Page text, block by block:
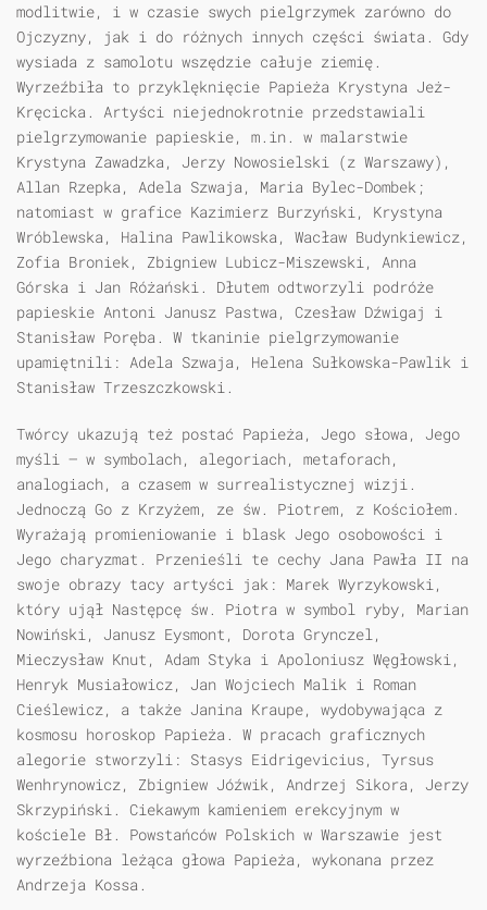
modlitwie, i w czasie swych pielgrzymek zarówno do
Ojczyzny, jak i do różnych innych części świata. Gdy
wysiada z samolotu wszędzie całuje ziemię.
Wyrzeźbiła to przyklęknięcie Papieża Krystyna Jeż-
Kręcicka. Artyści niejednokrotnie przedstawiali
pielgrzymowanie papieskie, m.in. w malarstwie
Krystyna Zawadzka, Jerzy Nowosielski (z Warszawy),
Allan Rzepka, Adela Szwaja, Maria Bylec-Dombek;
natomiast w grafice Kazimierz Burzyński, Krystyna
Wróblewska, Halina Pawlikowska, Wacław Budynkiewicz,
Zofia Broniek, Zbigniew Lubicz-Miszewski, Anna
Górska i Jan Różański. Dłutem odtworzyli podróże
papieskie Antoni Janusz Pastwa, Czesław Dźwigaj i
Stanisław Poręba. W tkaninie pielgrzymowanie
upamiętnili: Adela Szwaja, Helena Sułkowska-Pawlik i
Stanisław Trzeszczkowski.
Twórcy ukazują też postać Papieża, Jego słowa, Jego
myśli — w symbolach, alegoriach, metaforach,
analogiach, a czasem w surrealistycznej wizji.
Jednoczą Go z Krzyżem, ze św. Piotrem, z Kościołem.
Wyrażają promieniowanie i blask Jego osobowości i
Jego charyzmat. Przenieśli te cechy Jana Pawła II na
swoje obrazy tacy artyści jak: Marek Wyrzykowski,
który ujął Następcę św. Piotra w symbol ryby, Marian
Nowiński, Janusz Eysmont, Dorota Grynczel,
Mieczysław Knut, Adam Styka i Apoloniusz Węgłowski,
Henryk Musiałowicz, Jan Wojciech Malik i Roman
Cieślewicz, a także Janina Kraupe, wydobywająca z
kosmosu horoskop Papieża. W pracach graficznych
alegorie stworzyli: Stasys Eidrigevicius, Tyrsus
Wenhrynowicz, Zbigniew Jóźwik, Andrzej Sikora, Jerzy
Skrzypiński. Ciekawym kamieniem erekcyjnym w
kościele Bł. Powstańców Polskich w Warszawie jest
wyrzeźbiona leżąca głowa Papieża, wykonana przez
Andrzeja Kossa.